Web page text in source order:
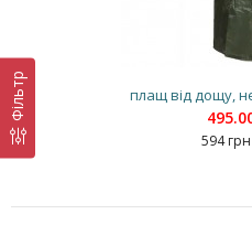
Фільтр плащ від дощу,
594